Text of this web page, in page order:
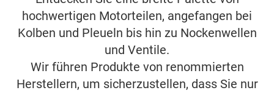
hochwertigen Motorteilen, angefangen bei
Kolben und Pleueln bis hin zu Nockenwellen
und Ventile.
Wir führen Produkte von renommierten
Herstellern, um sicherzustellen, dass Sie nur